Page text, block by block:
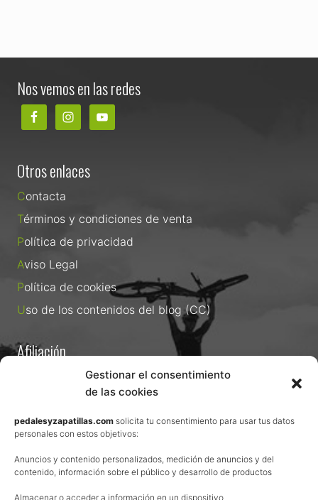
Gestionar el consentimiento
de las cookies
pedalesyzapatillas.com solicita tu consentimiento para usar tus datos
personales con estos objetivos:
Anuncios y contenido personalizados, medición de anuncios y del
contenido, información sobre el público y desarrollo de productos
Almacenar o acceder a información en un dispositivo
Nos vemos en las redes
Otros enlaces
Contacta
Términos y condiciones de venta
Política de privacidad
Aviso Legal
Política de cookies
Uso de los contenidos del blog (CC)
Afiliación
La web de Pedalesyzapatillas utiliza programas de afiliación.
¿Qué significa esto?
online que utilizo y, por cada compra que realizas, me llevo
una comisión sin que a ti te cueste más dinero.
Esas comisiones me permiten seguir manteniendo esta web,
pagar el alojamiento, el dominio y, lo que es más importante,